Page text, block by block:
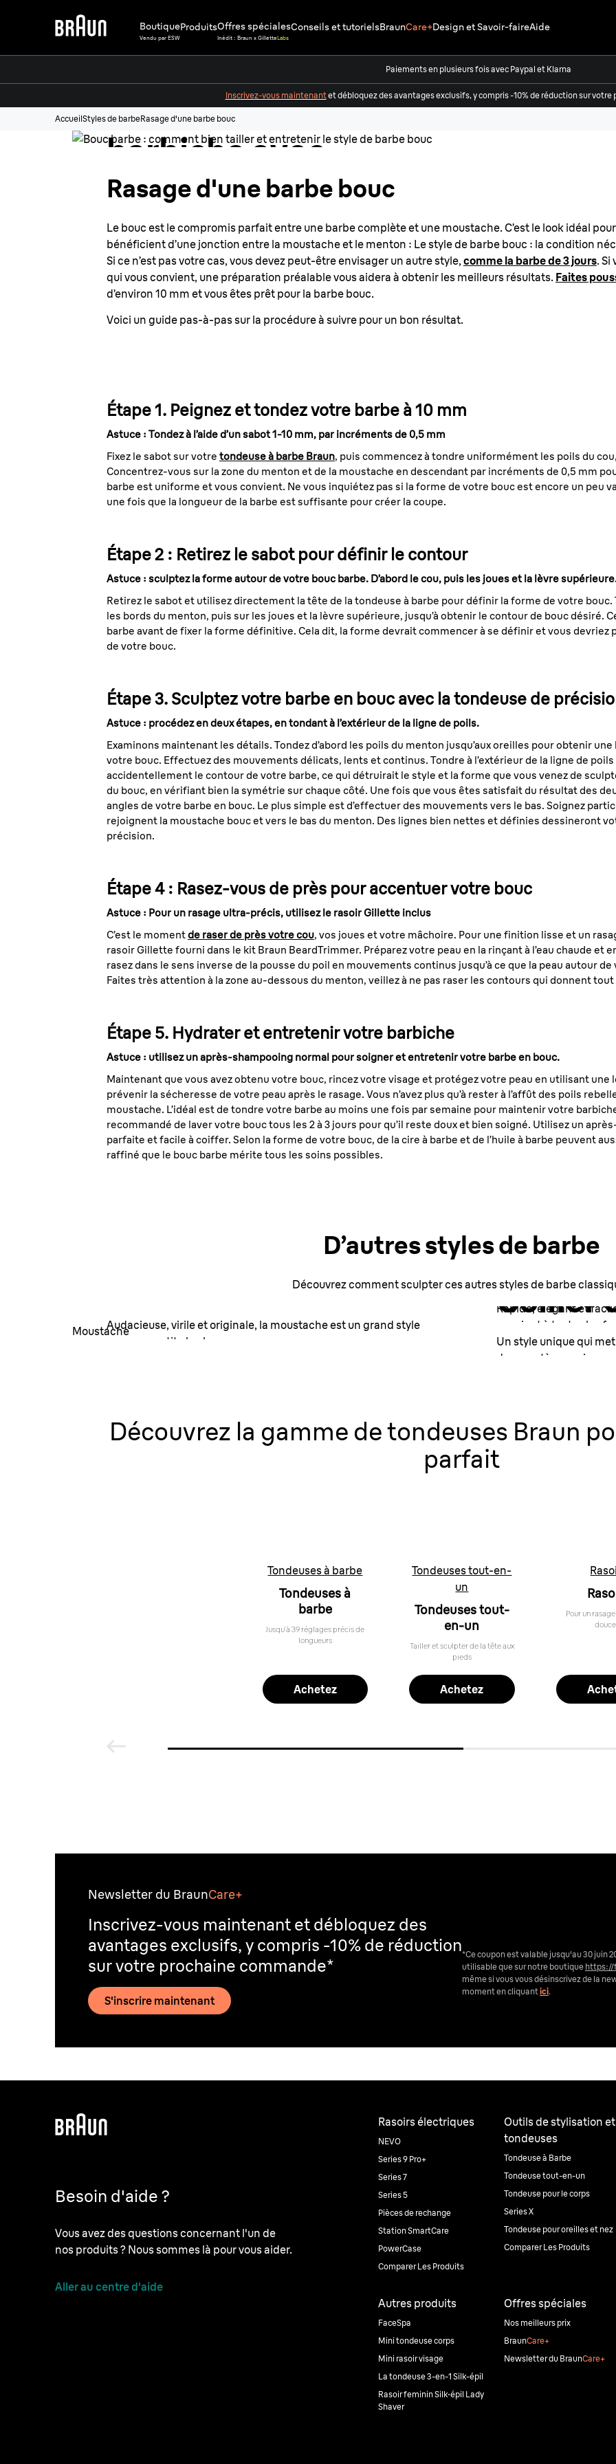
Boutique
Vendu par ESW
ProduitsOffres spéciales
Inédit : Braun x GilletteLabs
Conseils et tutorielsBraunCare+Design et Savoir-faireAide
Paiements en plusieurs fois avec Paypal et Klarna
Inscrivez-vous maintenantet débloquez des avantages exclusifs, y compris -10% de réduction sur votre
AccueilStyles de barbeRasage d'une barbe bouc
Entretien du bouc :
comment tailler une
barbiche avec
précision
Rasage d'une barbe bouc
Le bouc est le compromis parfait entre une barbe complète et une moustache. C’est le look idéal
bénéficient d’une jonction entre la moustache et le menton : Le style de barbe bouc : la condition
Si ce n’est pas votre cas, vous devez peut-être envisager un autre style, comme la barbe de 3 jours. Si
qui vous convient, une préparation préalable vous aidera à obtenir les meilleurs résultats. Faites
d’environ 10 mm et vous êtes prêt pour la barbe bouc.
Voici un guide pas-à-pas sur la procédure à suivre pour un bon résultat.
Étape 1. Peignez et tondez votre barbe à 10 mm
Astuce : Tondez à l’aide d’un sabot 1-10 mm, par incréments de 0,5 mm
Fixez le sabot sur votre tondeuse à barbe Braun, puis commencez à tondre uniformément les poils du
Concentrez-vous sur la zone du menton et de la moustache en descendant par incréments de 0,5 mm
barbe est uniforme et vous convient. Ne vous inquiétez pas si la forme de votre bouc est encore un peu
une fois que la longueur de la barbe est suffisante pour créer la coupe.
Étape 2 : Retirez le sabot pour définir le contour
Astuce : sculptez la forme autour de votre bouc barbe. D’abord le cou, puis les joues et la lèvre
Retirez le sabot et utilisez directement la tête de la tondeuse à barbe pour définir la forme de votre
les bords du menton, puis sur les joues et la lèvre supérieure, jusqu’à obtenir le contour de bouc désiré.
barbe avant de fixer la forme définitive. Cela dit, la forme devrait commencer à se définir et vous devriez
de votre bouc.
Étape 3. Sculptez votre barbe en bouc avec la tondeuse de
Astuce : procédez en deux étapes, en tondant à l’extérieur de la ligne de poils.
Examinons maintenant les détails. Tondez d’abord les poils du menton jusqu’aux oreilles pour obtenir
votre bouc. Effectuez des mouvements délicats, lents et continus. Tondre à l’extérieur de la ligne de
accidentellement le contour de votre barbe, ce qui détruirait le style et la forme que vous venez de
du bouc, en vérifiant bien la symétrie sur chaque côté. Une fois que vous êtes satisfait du résultat des
angles de votre barbe en bouc. Le plus simple est d’effectuer des mouvements vers le bas. Soignez
rejoignent la moustache bouc et vers le bas du menton. Des lignes bien nettes et définies dessineront
précision.
Étape 4 : Rasez-vous de près pour accentuer votre bouc
Astuce : Pour un rasage ultra-précis, utilisez le rasoir Gillette inclus
C’est le momentde raser de près votre cou, vos joues et votre mâchoire. Pour une finition lisse et un
rasoir Gillette fourni dans le kit Braun BeardTrimmer. Préparez votre peau en la rinçant à l’eau chaude et
rasez dans le sens inverse de la pousse du poil en mouvements continus jusqu’à ce que la peau autour
Faites très attention à la zone au-dessous du menton, veillez à ne pas raser les contours qui donnent
Étape 5. Hydrater et entretenir votre barbiche
Astuce : utilisez un après-shampooing normal pour soigner et entretenir votre barbe en bouc.
Maintenant que vous avez obtenu votre bouc, rincez votre visage et protégez votre peau en utilisant
prévenir la sécheresse de votre peau après le rasage. Vous n’avez plus qu’à rester à l’affût des poils
moustache. L’idéal est de tondre votre barbe au moins une fois par semaine pour maintenir votre
recommandé de laver votre bouc tous les 2 à 3 jours pour qu’il reste doux et bien soigné. Utilisez un
parfaite et facile à coiffer. Selon la forme de votre bouc, de la cire à barbe et de l’huile à barbe peuvent
raffiné que le bouc barbe mérite tous les soins possibles.
D’autres styles de barbe
Découvrez comment sculpter ces autres styles de barbe
Barbe
Rapide, élégant et
convient à toutes les
Audacieuse, virile et originale, la moustache est un grand style
pour une petite barbe.
Moustache
Collier
Un style unique qui
de caractère au visage.
Découvrez la gamme de tondeuses Braun
parfait
Tondeuses à barbe
Tondeuses à
barbe
Jusqu’à 39 réglages précis de
longueurs
Achetez
Tondeuses tout-en-
un
Tondeuses tout-
en-un
Tailler et sculpter de la tête aux
pieds
Achetez
Pour un
Newsletter du BraunCare+
Inscrivez-vous maintenant et débloquez des
avantages exclusifs, y compris -10% de réduction
sur votre prochaine commande*
S'inscrire maintenant
*Ce coupon est valable jusqu'au 30 juin
utilisable que sur notre boutique https://
même si vous vous désinscrivez de la
moment en cliquantici.
Besoin d'aide ?
Vous avez des questions concernant l'un de
nos produits ? Nous sommes là pour vous aider.
Aller au centre d'aide
Rasoirs électriques
NEVO
Series 9 Pro+
Series 7
Series 5
Pièces de rechange
Station SmartCare
PowerCase
Comparer Les Produits
Outils de stylisation et
tondeuses
Tondeuse à Barbe
Tondeuse tout-en-un
Tondeuse pour le corps
Series X
Tondeuse pour oreilles et nez
Comparer Les Produits
Autres produits
FaceSpa
Mini tondeuse corps
Mini rasoir visage
La tondeuse 3-en-1 Silk-épil
Rasoir feminin Silk·épil Lady
Shaver
Offres spéciales
Nos meilleurs prix
BraunCare+
Newsletter du BraunCare+